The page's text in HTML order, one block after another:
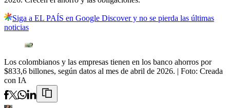
Siga a EL PAÍS en Google Discover y no se pierda las últimas
noticias
Los colombianos y las empresas tienen en los banco ahorros por
$833,6 billones, según datos al mes de abril de 2026. | Foto: Creada
con IA